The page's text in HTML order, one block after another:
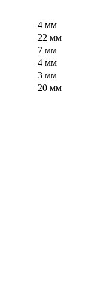
4 мм
22 мм
7 мм
4 мм
3 мм
20 мм